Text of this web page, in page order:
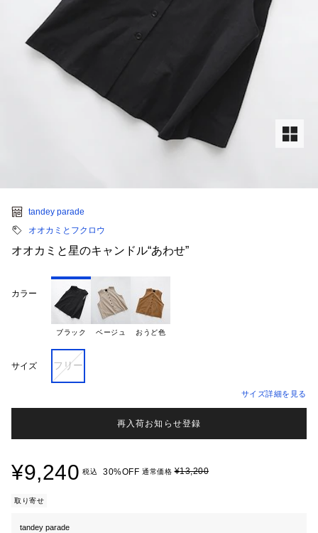
tandey parade
オオカミとフクロウ
オオカミと星のキャンドル“あわせ”
カラー
ブラック ベージュ おうど色
サイズ フリー
サイズ詳細を見る
再入荷お知らせ登録
¥9,240 税込 30%OFF 通常価格¥13,200
取り寄せ
tandey parade